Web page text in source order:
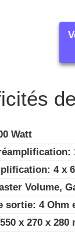
Watt
4 x
Volume,
sortie: 4 Ohm
x 270 x 280